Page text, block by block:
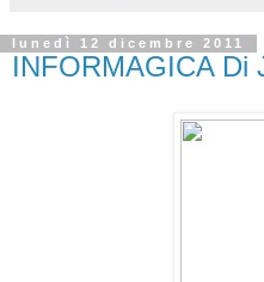
lunedì 12 dicembre 2011
INFORMAGICA Di